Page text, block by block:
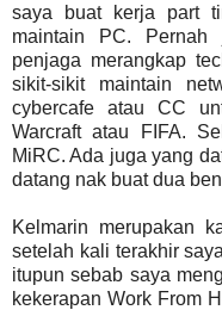
saya buat kerja part
maintain PC.
penjaga merangkap
sikit-sikit maintain
cybercafe atau CC
Warcraft atau FIFA.
MiRC. Ada juga yang
datang nak buat dua
Kelmarin merupakan
setelah kali terakhir
itupun sebab saya
kekerapan Work From